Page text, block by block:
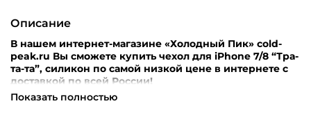
Описание
В нашем интернет-магазине «Холодный Пик» cold-
peak.ru Вы сможете купить чехол для iPhone 7/8 “Тра-
та-та”, силикон по самой низкой цене в интернете с
доставкой по всей России!
Внимание! Перед оформлением заказа убедительная
Показать полностью